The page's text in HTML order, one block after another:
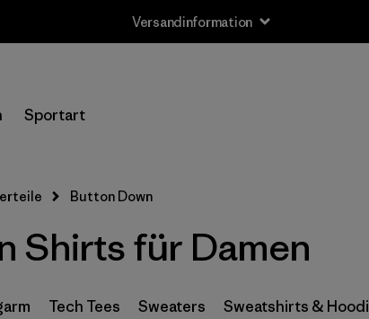
Versandinformation
Sportart
L (2)
(3)
Button Down
Shirts für Damen
Tech Tees Sweaters Sweatshirts &